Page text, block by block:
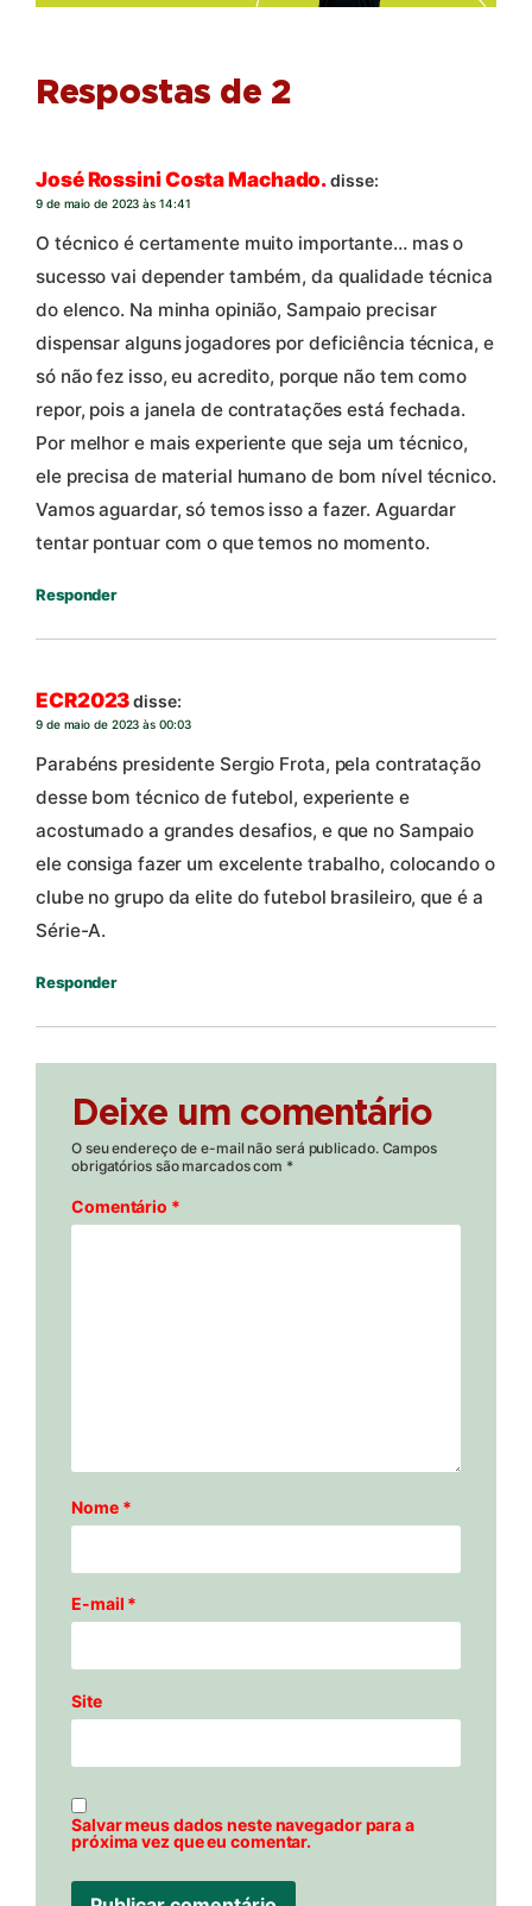
Respostas de 2
José Rossini Costa Machado.disse:
9 de maio de 2023 às 14:41
O técnico é certamente muito importante… mas o
sucesso vai depender também, da qualidade técnica
do elenco. Na minha opinião, Sampaio precisar
dispensar alguns jogadores por deficiência técnica, e
só não fez isso, eu acredito, porque não tem como
repor, pois a janela de contratações está fechada.
Por melhor e mais experiente que seja um técnico,
ele precisa de material humano de bom nível técnico.
Vamos aguardar, só temos isso a fazer. Aguardar
tentar pontuar com o que temos no momento.
Responder
ECR2023disse:
9 de maio de 2023 às 00:03
Parabéns presidente Sergio Frota, pela contratação
desse bom técnico de futebol, experiente e
acostumado a grandes desafios, e que no Sampaio
ele consiga fazer um excelente trabalho, colocando o
clube no grupo da elite do futebol brasileiro, que é a
Série-A.
Responder
Deixe um comentário
O seu endereço de e-mail não será publicado. Campos
obrigatórios são marcados com *
Comentário *
Nome *
E-mail *
Site
Salvar meus dados neste navegador para a
próxima vez que eu comentar.